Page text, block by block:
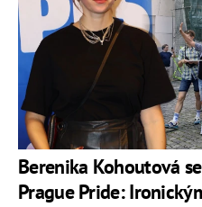
Berenika Kohoutová
Prague Pride: